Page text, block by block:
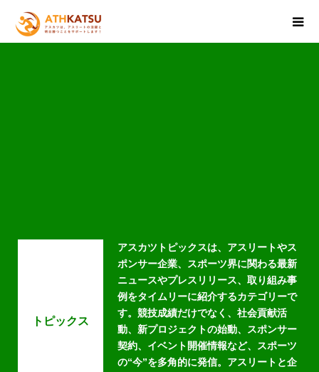
トピックス
アスカツトピックスは、アスリートやス
ポンサー企業、スポーツ界に関わる最新
ニュースやプレスリリース、取り組み事
例をタイムリーに紹介するカテゴリーで
す。競技成績だけでなく、社会貢献活
動、新プロジェクトの始動、スポンサー
契約、イベント開催情報など、スポーツ
の“今”を多角的に発信。アスリートと企